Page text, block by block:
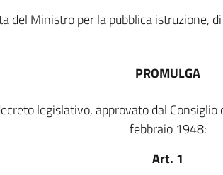
del Ministro per la pubblica istruzione,
PROMULGA
legislativo, approvato dal
febbraio 1948:
Art. 1